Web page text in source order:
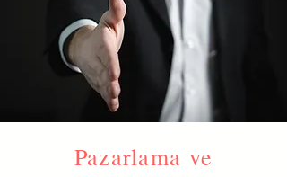
Pazarlama ve